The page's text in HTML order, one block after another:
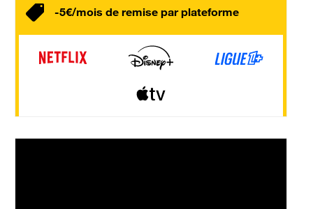
-5€/mois de remise par plateforme